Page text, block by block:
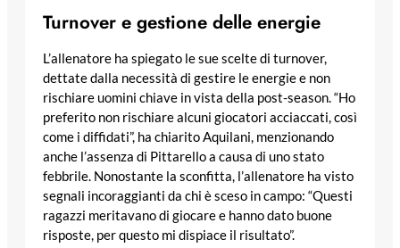
Turnover e gestione delle energie
L’allenatore ha spiegato le sue scelte di turnover,
dettate dalla necessità di gestire le energie e non
rischiare uomini chiave in vista della post-season. “Ho
preferito non rischiare alcuni giocatori acciaccati, così
come i diffidati”, ha chiarito Aquilani, menzionando
anche l’assenza di Pittarello a causa di uno stato
febbrile. Nonostante la sconfitta, l’allenatore ha visto
segnali incoraggianti da chi è sceso in campo: “Questi
ragazzi meritavano di giocare e hanno dato buone
risposte, per questo mi dispiace il risultato”.